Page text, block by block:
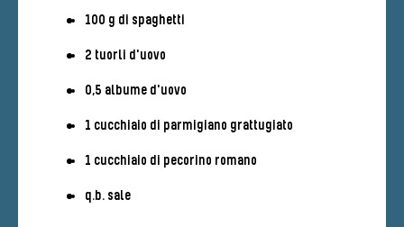
100 g di spaghetti
2 tuorli d'uovo
0,5 albume d'uovo
1 cucchiaio di parmigiano grattugiato
1 cucchiaio di pecorino romano
q.b. sale